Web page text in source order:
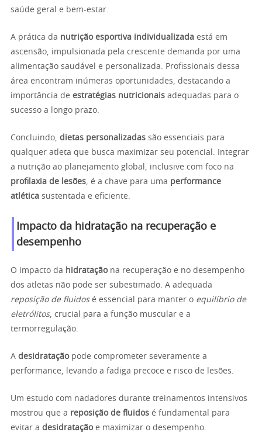
saúde geral e bem-estar.
A prática da nutrição esportiva individualizada está em
ascensão, impulsionada pela crescente demanda por uma
alimentação saudável e personalizada. Profissionais dessa
área encontram inúmeras oportunidades, destacando a
importância de estratégias nutricionais adequadas para o
sucesso a longo prazo.
Concluindo, dietas personalizadas são essenciais para
qualquer atleta que busca maximizar seu potencial. Integrar
a nutrição ao planejamento global, inclusive com foco na
profilaxia de lesões, é a chave para uma performance
atlética sustentada e eficiente.
Impacto da hidratação na recuperação e
desempenho
O impacto da hidrataçãona recuperação e no desempenho
dos atletas não pode ser subestimado. A adequada
reposição de fluidosé essencial para manter o equilíbrio de
eletrólitos, crucial para a função muscular e a
termorregulação.
A desidrataçãopode comprometer severamente a
performance, levando a fadiga precoce e risco de lesões.
Um estudo com nadadores durante treinamentos intensivos
mostrou que a reposição de fluidos é fundamental para
evitar a desidrataçãoe maximizar o desempenho.